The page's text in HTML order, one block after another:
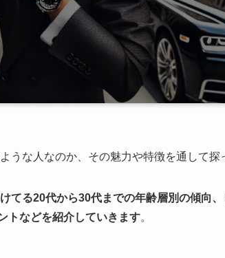
うな人なのか、その魅力や特徴を通して探
てる20代から30代までの年齢層別の傾向
トなどを紹介していきます。